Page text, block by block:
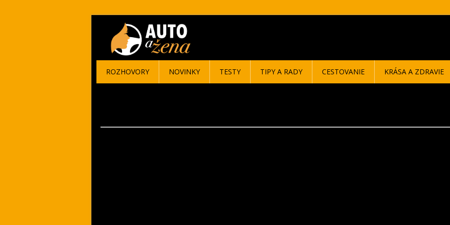
ROZHOVORY NOVINKY TESTY TIPY A RADY CESTOVANIE KRÁSA A ZDRAVIE